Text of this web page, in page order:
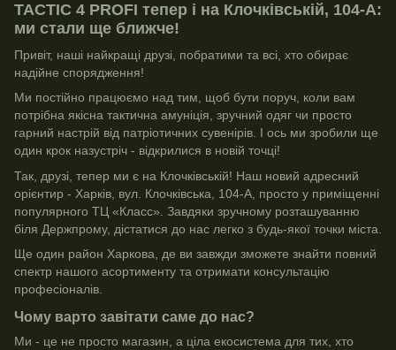
TACTIC 4 PROFI тепер і на Клочківській, 104-А:
ми стали ще ближче!
Привіт, наші найкращі друзі, побратими та всі, хто обирає
надійне спорядження!
Ми постійно працюємо над тим, щоб бути поруч, коли вам
потрібна якісна тактична амуніція, зручний одяг чи просто
гарний настрій від патріотичних сувенірів. І ось ми зробили ще
один крок назустріч - відкрилися в новій точці!
Так, друзі, тепер ми є на Клочківській! Наш новий адресний
орієнтир - Харків, вул. Клочківська, 104-А, просто у приміщенні
популярного ТЦ «Класс». Завдяки зручному розташуванню
біля Держпрому, дістатися до нас легко з будь-якої точки міста.
Ще один район Харкова, де ви завжди зможете знайти повний
спектр нашого асортименту та отримати консультацію
професіоналів.
Чому варто завітати саме до нас?
Ми - це не просто магазин, а ціла екосистема для тих, хто